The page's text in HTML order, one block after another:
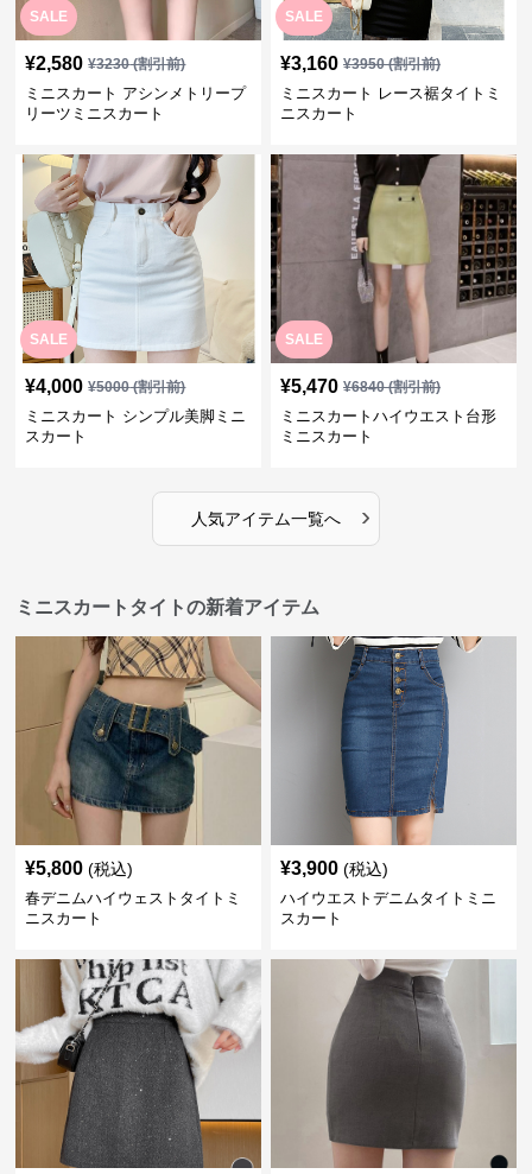
SALE
¥2,580 ¥3230(割引前)
ミニスカート アシンメトリープ
リーツミニスカート
SALE
¥3,160 ¥3950(割引前)
ミニスカート レース裾タイトミ
ニスカート
SALE
¥4,000 ¥5000(割引前)
ミニスカート シンプル美脚ミニ
スカート
SALE
¥5,470 ¥6840(割引前)
ミニスカートハイウエスト台形
ミニスカート
人気アイテム一覧へ ›
ミニスカートタイトの新着アイテム
¥5,800 (税込)
春デニムハイウェストタイトミ
ニスカート
¥3,900 (税込)
ハイウエストデニムタイトミニ
スカート